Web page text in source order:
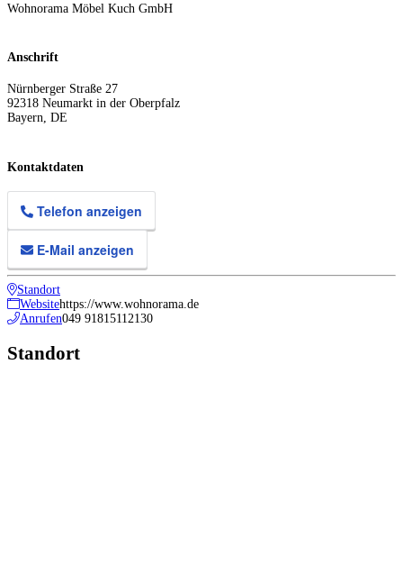
Wohnorama Möbel Kuch GmbH
Anschrift
Nürnberger Straße 27
92318 Neumarkt in der Oberpfalz
Bayern DE
Kontaktdaten
Telefon anzeigen
E-Mail anzeigen
Standort
Websitehttps://www.wohnorama.de
Anrufen049 91815112130
Standort